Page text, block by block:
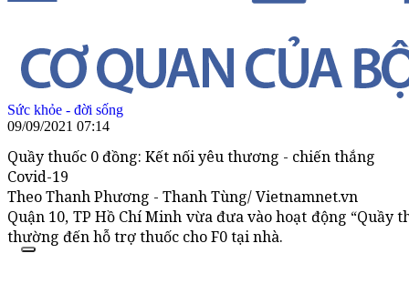
Sức khỏe - đời sống
09/09/2021 07:14
Quầy thuốc 0 đồng: Kết nối yêu thương - chiến thắng
Covid-19
Theo Thanh Phương - Thanh Tùng/ Vietnamnet.vn
Quận 10, TP Hồ Chí Minh vừa đưa vào hoạt động “Quầy
thường đến hỗ trợ thuốc cho F0 tại nhà.